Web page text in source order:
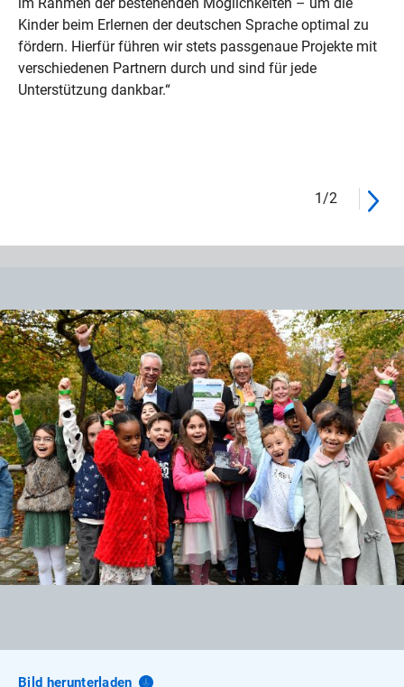
Kinder beim Erlernen der deutschen Sprache optimal zu
fördern. Hierfür führen wir stets passgenaue Projekte mit
verschiedenen Partnern durch und sind für jede
Unterstützung dankbar.“
Bild herunterladen